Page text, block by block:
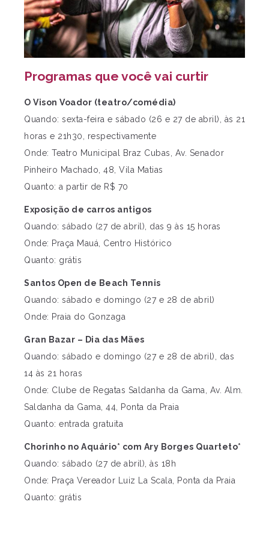
Programas que você vai curtir
O Vison Voador (teatro/comédia)
Quando: sexta-feira e sábado (26 e 27 de abril), às 21
horas e 21h30, respectivamente
Onde: Teatro Municipal Braz Cubas, Av. Senador
Pinheiro Machado, 48, Vila Matias
Quanto: a partir de R$ 70
Exposição de carros antigos
Quando: sábado (27 de abril), das 9 às 15 horas
Onde: Praça Mauá, Centro Histórico
Quanto: grátis
Santos Open de Beach Tennis
Quando: sábado e domingo (27 e 28 de abril)
Onde: Praia do Gonzaga
Gran Bazar – Dia das Mães
Quando: sábado e domingo (27 e 28 de abril), das
14 às 21 horas
Onde: Clube de Regatas Saldanha da Gama, Av. Alm.
Saldanha da Gama, 44, Ponta da Praia
Quanto: entrada gratuita
Chorinho no Aquário* com Ary Borges Quarteto*
Quando: sábado (27 de abril), às 18h
Onde: Praça Vereador Luiz La Scala, Ponta da Praia
Quanto: grátis